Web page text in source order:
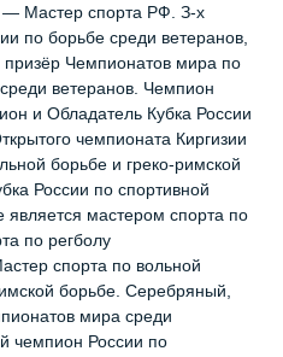
Мастер спорта РФ. З-х
по борьбе среди ветеранов,
призёр Чемпионатов мира по
ветеранов. Чемпион
и Обладатель Кубка России
чемпионата Киргизии
борьбе и греко-римской
России по спортивной
является мастером спорта по
по регболу
спорта по вольной
борьбе. Серебряный,
мира среди
чемпион России по